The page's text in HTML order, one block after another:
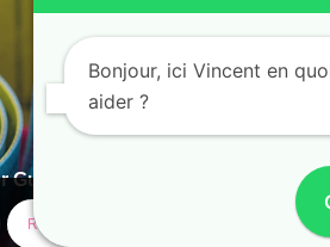
Guias
Refuser
Bonjour, ici Vincent en
aider ?